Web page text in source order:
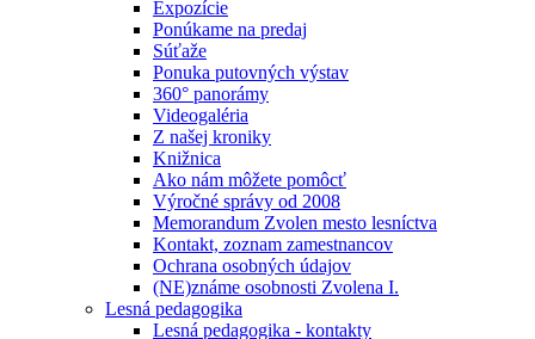
Expozície
Ponúkame na predaj
Súťaže
Ponuka putovných výstav
360° panorámy
Videogaléria
Z našej kroniky
Knižnica
Ako nám môžete pomôcť
Výročné správy od 2008
Memorandum Zvolen mesto lesníctva
Kontakt, zoznam zamestnancov
Ochrana osobných údajov
(NE)známe osobnosti Zvolena I.
Lesná pedagogika
Lesná pedagogika - kontakty